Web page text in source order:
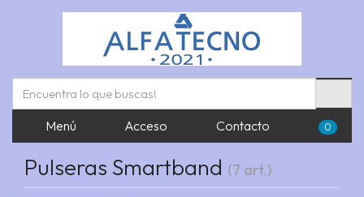
Menú Acceso Contacto 0
Pulseras Smartband (7 art.)